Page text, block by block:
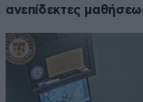
ανεπίδεκτες